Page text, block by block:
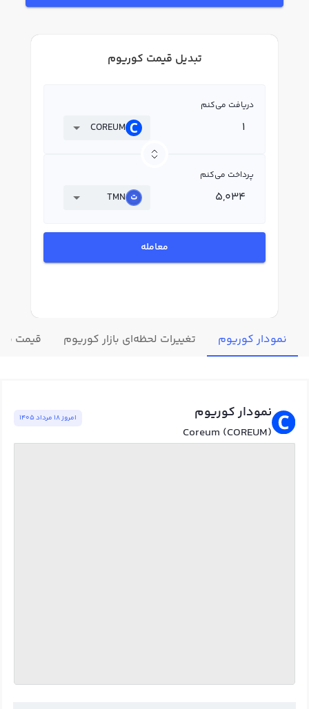
تبدیل قیمت کوریوم
دریافت می‌کنم
COREUM
پرداخت می‌کنم
TMN
معامله
نمودار کوریوم تغییرات لحظه‌ای بازار کوریوم قیمت
نمودار کوریوم
Coreum (COREUM)
امروز ١٨ مرداد ١٤٠٥